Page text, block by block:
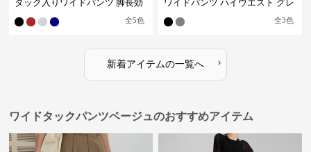
タック入りワイドパンツ 脚長効
全5色
ワイドパンツ ハイウエスト グレ
全3色
新着アイテムの一覧へ ›
ワイドタックパンツベージュのおすすめアイテム